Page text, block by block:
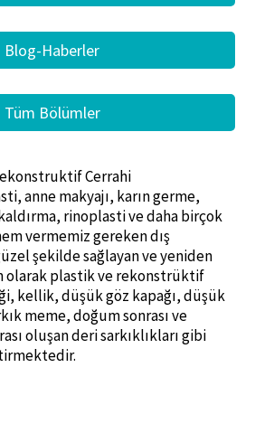
Cerrahi
anne makyajı, karın germe,
rinoplasti ve daha birçok
vermemiz gereken dış
şekilde sağlayan ve yeniden
olarak plastik ve rekonstrüktif
kellik, düşük göz kapağı, düşük
meme, doğum sonrası ve
oluşan deri sarkıklıkları gibi
Blog-Haberler
Tüm Bölümler